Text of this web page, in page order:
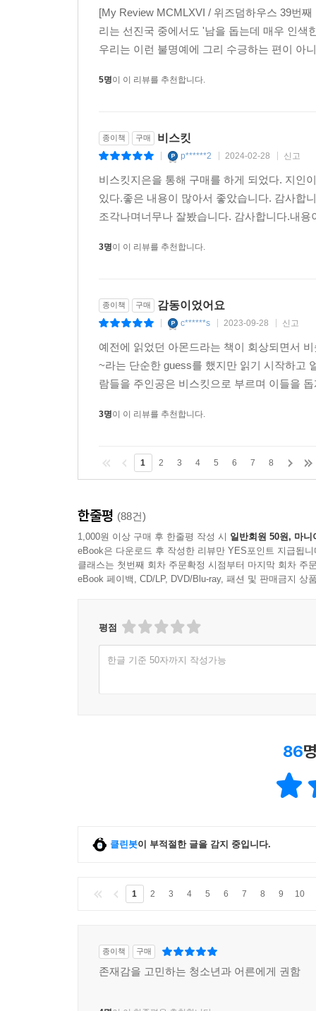
[My Review MCMLXVI / 위즈덤하우스 39번
리는 선진국 중에서도 '남을 돕는데 매우 인색
우리는 이런 불명예에 그리 수긍하는 편이 아
5명이 이 리뷰를 추천합니다.
종이책 구매 비스킷
p******2 2024-02-28 신고
비스킷지은을 통해 구매를 하게 되었다. 지인
있다.좋은 내용이 많아서 좋았습니다. 감사합
조각나며너무나 잘봤습니다. 감사합니다.내
3명이 이 리뷰를 추천합니다.
종이책 구매 감동이었어요
c******s 2023-09-28 신고
예전에 읽었던 아몬드라는 책이 회상되면서
~라는 단순한 guess를 했지만 읽기 시작하고
람들을 주인공은 비스킷으로 부르며 이들을
3명이 이 리뷰를 추천합니다.
1 2 3 4 5 6 7 8
한줄평 (88건)
1,000원 이상 구매 후 한줄평 작성 시 일반회원 50원, 마니
eBook은 다운로드 후 작성한 리뷰만 YES포인트 지급됩니
클래스는 첫번째 회차 주문확정 시점부터 마지막 회차 주
eBook 페이백, CD/LP, DVD/Blu-ray, 패션 및 판매금지 상
평점
한글 기준 50자까지 작성가능
86
클린봇이 부적절한 글을 감지 중입니다.
1 2 3 4 5 6 7 8 9 10
종이책 구매
존재감을 고민하는 청소년과 어른에게 권함